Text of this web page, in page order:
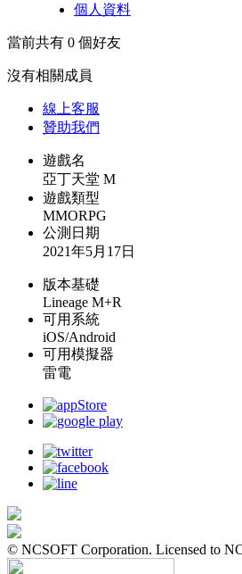
個人資料
當前共有 0 個好友
沒有相關成員
線上客服
贊助我們
遊戲名
亞丁天堂 M
遊戲類型
MMORPG
公測日期
2021年5月17日
版本基礎
Lineage M+R
可用系統
iOS/Android
可用模擬器
雷電
© NCSOFT Corporation. Licensed to